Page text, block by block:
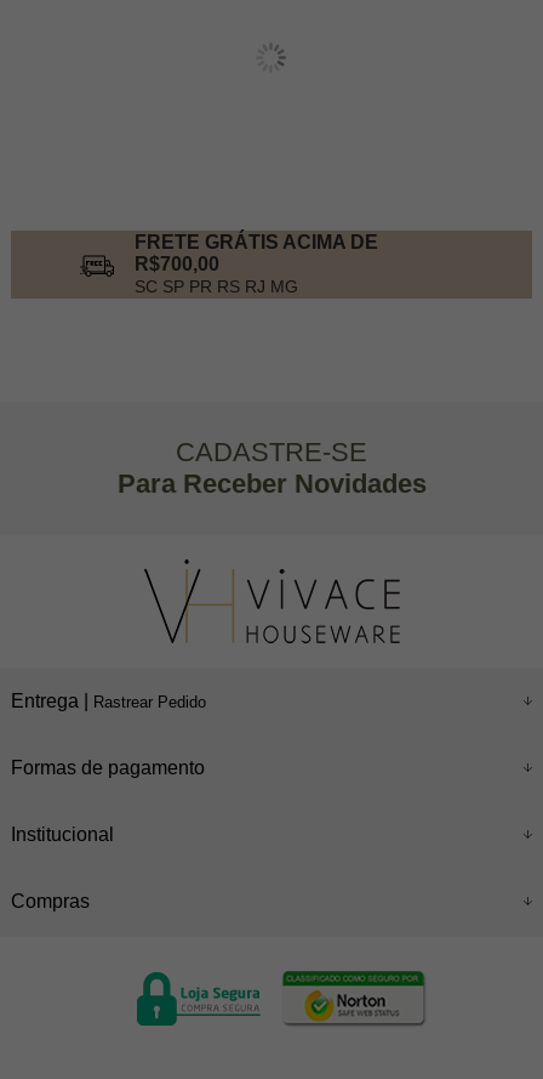
FRETE GRÁTIS ACIMA DE
R$700,00
SC SP PR RS RJ MG
CADASTRE-SE
Para Receber Novidades
Entrega | Rastrear Pedido
Formas de pagamento
Institucional
Compras